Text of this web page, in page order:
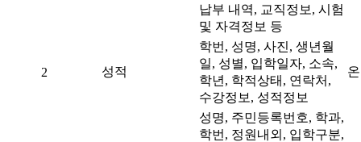
납부 내역, 교직정보, 시험
및 자격정보 등
2 성적
학번, 성명, 사진, 생년월
일, 성별, 입학일자, 소속,
학년, 학적상태, 연락처,
수강정보, 성적정보
성명, 주민등록번호, 학과,
학번, 정원내외, 입학구분,